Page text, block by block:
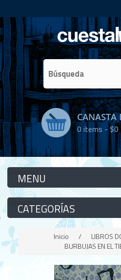
CANASTA
0items -$0
Categorías
Categorías
Inicio / LIBROS
BURBUJAS EN EL